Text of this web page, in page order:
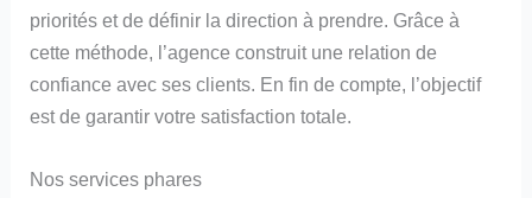
priorités et de définir la direction à prendre. Grâce à
cette méthode, l’agence construit une relation de
confiance avec ses clients. En fin de compte, l’objectif
est de garantir votre satisfaction totale.
Nos services phares